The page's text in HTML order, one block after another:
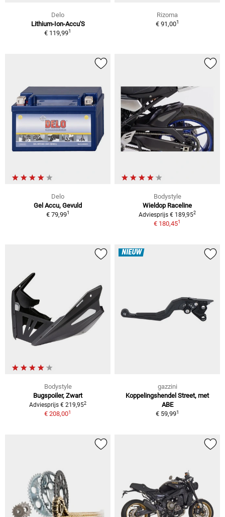
Delo
Lithium-Ion-Accu'S
€ 119,991
Rizoma
€ 91,001
Delo
Gel Accu, Gevuld
€ 79,991
Bodystyle
Wieldop Raceline
Adviesprijs € 189,952
€ 180,451
Bodystyle
Bugspoiler, Zwart
Adviesprijs € 219,952
€ 208,001
NIEUW
gazzini
Koppelingshendel Street, met
ABE
€ 59,991